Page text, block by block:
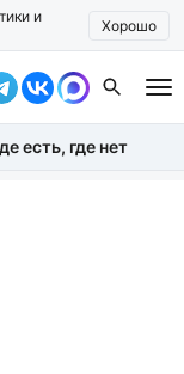
и
Хорошо
есть, где нет